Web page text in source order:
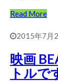
Read More
2015年7月
映画
トルで